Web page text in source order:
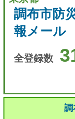
調布市防
報メール
全登録数
調